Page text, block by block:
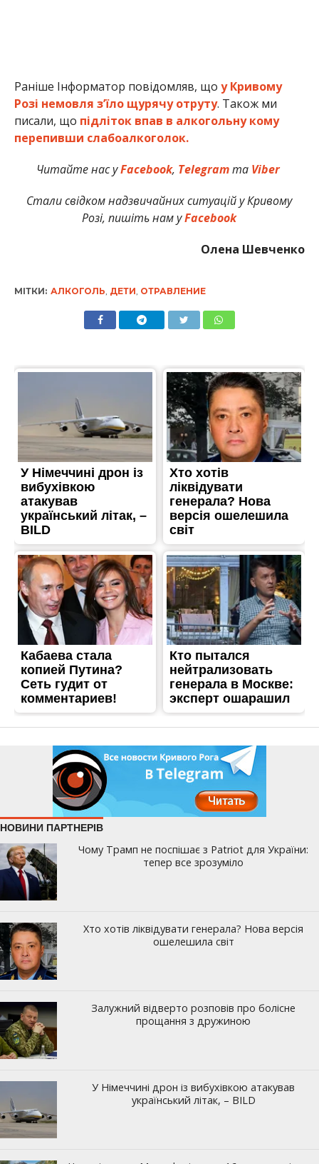
Раніше Інформатор повідомляв, що у Кривому
Розі немовля з’їло щурячу отруту. Також ми
писали, що підліток впав в алкогольну кому
перепивши слабоалкоголок.
Читайте нас уFacebook, Telegramта Viber
Стали свідком надзвичайних ситуацій у Кривому
Розі, пишіть нам уFacebook
Олена Шевченко
МІТКИ: АЛКОГОЛЬ ДЕТИ ОТРАВЛЕНИЕ